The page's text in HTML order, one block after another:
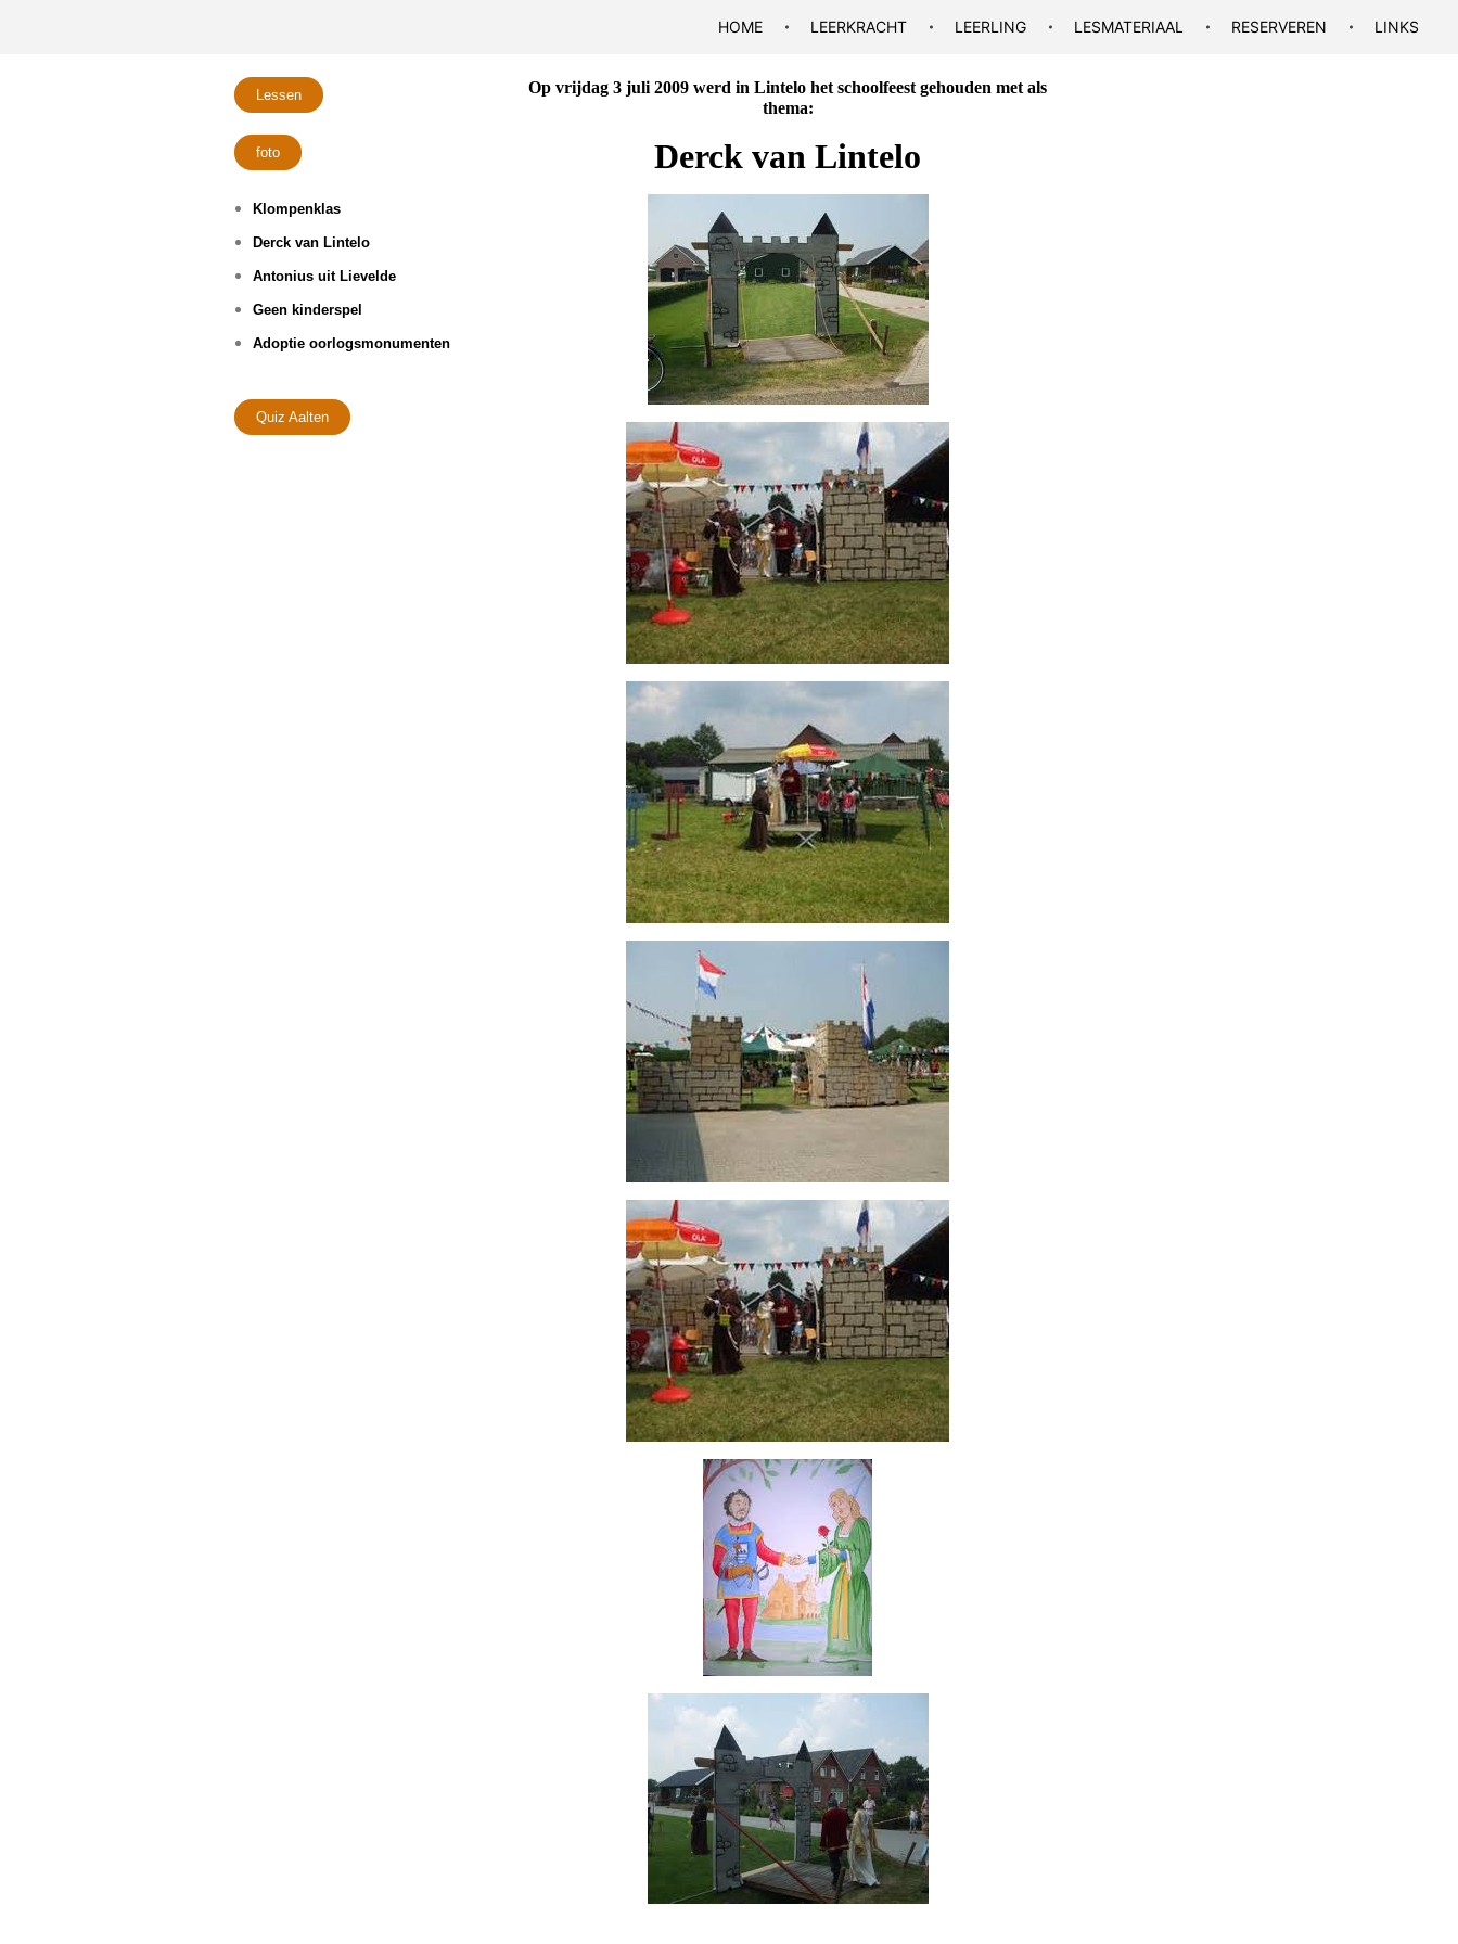
HOME LEERKRACHT LEERLING LESMATERIAAL RESERVEREN LINKS
Lessen
foto
Klompenklas
Derck van Lintelo
Antonius uit Lievelde
Geen kinderspel
Adoptie oorlogsmonumenten
Quiz Aalten
Op vrijdag 3 juli 2009 werd in Lintelo het schoolfeest gehouden met als
thema:
Derck van Lintelo